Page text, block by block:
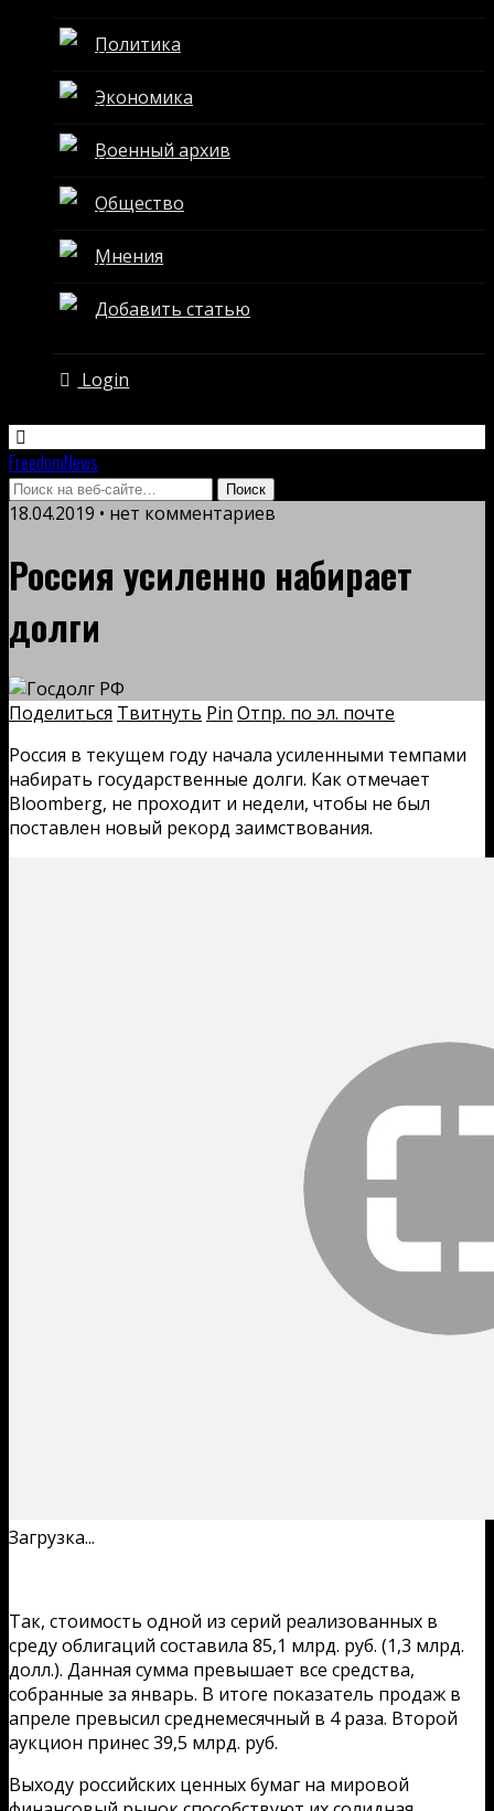
Политика
Экономика
Военный архив
Общество
Мнения
Добавить статью
Login
FreedomNews
18.04.2019 • нет комментариев
Россия усиленно набирает
долги
Поделиться Твитнуть Pin Отпр. по эл. почте
Россия в текущем году начала усиленными темпами
набирать государственные долги. Как отмечает
Bloomberg, не проходит и недели, чтобы не был
поставлен новый рекорд заимствования.
Загрузка...
Так, стоимость одной из серий реализованных в
среду облигаций составила 85,1 млрд. руб. (1,3 млрд.
долл.). Данная сумма превышает все средства,
собранные за январь. В итоге показатель продаж в
апреле превысил среднемесячный в 4 раза. Второй
аукцион принес 39,5 млрд. руб.
Выходу российских ценных бумаг на мировой